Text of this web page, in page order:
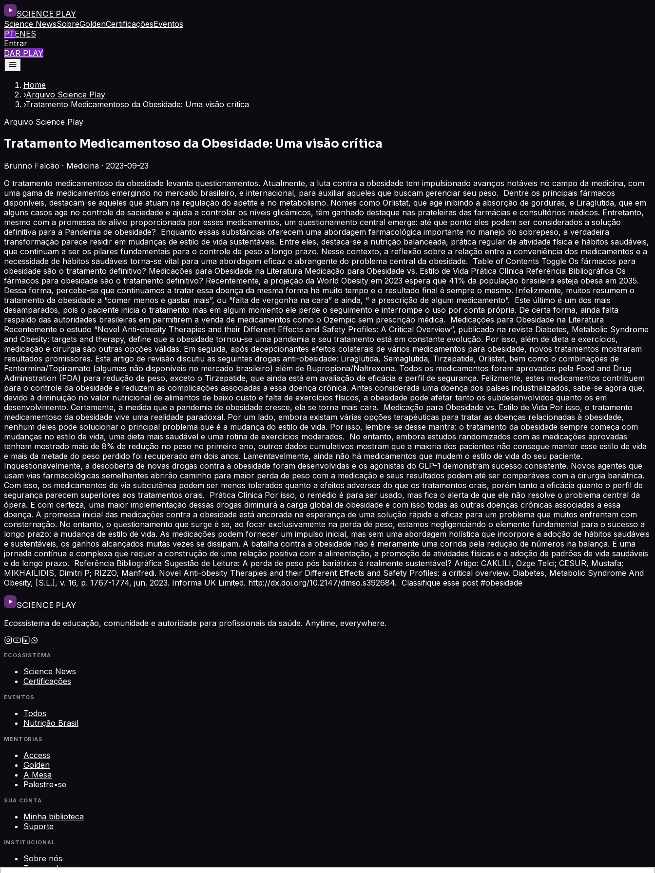
SCIENCE PLAY
Science NewsSobreGoldenCertificaçõesEventos
PTENES
Entrar
DAR PLAY
Home
›Arquivo Science Play
›Tratamento Medicamentoso da Obesidade: Uma visão crítica
Arquivo Science Play
Tratamento Medicamentoso da Obesidade: Uma visão crítica
Brunno Falcão · Medicina · 2023-09-23
O tratamento medicamentoso da obesidade levanta questionamentos. Atualmente, a luta contra a obesidade tem impulsionado avanços notáveis no campo da medicina, com
uma gama de medicamentos emergindo no mercado brasileiro, e internacional, para auxiliar aqueles que buscam gerenciar seu peso. Dentre os principais fármacos
disponíveis, destacam-se aqueles que atuam na regulação do apetite e no metabolismo. Nomes como Orlistat, que age inibindo a absorção de gorduras, e Liraglutida, que em
alguns casos age no controle da saciedade e ajuda a controlar os níveis glicêmicos, têm ganhado destaque nas prateleiras das farmácias e consultórios médicos. Entretanto,
mesmo com a promessa de alívio proporcionada por esses medicamentos, um questionamento central emerge: até que ponto eles podem ser considerados a solução
definitiva para a Pandemia de obesidade? Enquanto essas substâncias oferecem uma abordagem farmacológica importante no manejo do sobrepeso, a verdadeira
transformação parece residir em mudanças de estilo de vida sustentáveis. Entre eles, destaca-se a nutrição balanceada, prática regular de atividade física e hábitos saudáveis,
que continuam a ser os pilares fundamentais para o controle de peso a longo prazo. Nesse contexto, a reflexão sobre a relação entre a conveniência dos medicamentos e a
necessidade de hábitos saudáveis torna-se vital para uma abordagem eficaz e abrangente do problema central da obesidade. Table of Contents Toggle Os fármacos para
obesidade são o tratamento definitivo? Medicações para Obesidade na Literatura Medicação para Obesidade vs. Estilo de Vida Prática Clínica Referência Bibliográfica Os
fármacos para obesidade são o tratamento definitivo? Recentemente, a projeção da World Obesity em 2023 espera que 41% da população brasileira esteja obesa em 2035.
Dessa forma, percebe-se que continuamos a tratar essa doença da mesma forma há muito tempo e o resultado final é sempre o mesmo. Infelizmente, muitos resumem o
tratamento da obesidade a “comer menos e gastar mais”, ou “falta de vergonha na cara” e ainda, “ a prescrição de algum medicamento”. Este último é um dos mais
desamparados, pois o paciente inicia o tratamento mas em algum momento ele perde o seguimento e interrompe o uso por conta própria. De certa forma, ainda falta
respaldo das autoridades brasileiras em permitirem a venda de medicamentos como o Ozempic sem prescrição médica. Medicações para Obesidade na Literatura
Recentemente o estudo “Novel Anti-obesity Therapies and their Different Effects and Safety Profiles: A Critical Overview”, publicado na revista Diabetes, Metabolic Syndrome
and Obesity: targets and therapy, define que a obesidade tornou-se uma pandemia e seu tratamento está em constante evolução. Por isso, além de dieta e exercícios,
medicação e cirurgia são outras opções válidas. Em seguida, após decepcionantes efeitos colaterais de vários medicamentos para obesidade, novos tratamentos mostraram
resultados promissores. Este artigo de revisão discutiu as seguintes drogas anti-obesidade: Liraglutida, Semaglutida, Tirzepatide, Orlistat, bem como o combinações de
Fentermina/Topiramato (algumas não disponíveis no mercado brasileiro) além de Bupropiona/Naltrexona. Todos os medicamentos foram aprovados pela Food and Drug
Administration (FDA) para redução de peso, exceto o Tirzepatide, que ainda está em avaliação de eficácia e perfil de segurança. Felizmente, estes medicamentos contribuem
para o controle da obesidade e reduzem as complicações associadas a essa doença crônica. Antes considerada uma doença dos países industrializados, sabe-se agora que,
devido à diminuição no valor nutricional de alimentos de baixo custo e falta de exercícios físicos, a obesidade pode afetar tanto os subdesenvolvidos quanto os em
desenvolvimento. Certamente, à medida que a pandemia de obesidade cresce, ela se torna mais cara. Medicação para Obesidade vs. Estilo de Vida Por isso, o tratamento
medicamentoso da obesidade vive uma realidade paradoxal. Por um lado, embora existam várias opções terapêuticas para tratar as doenças relacionadas à obesidade,
nenhum deles pode solucionar o principal problema que é a mudança do estilo de vida. Por isso, lembre-se desse mantra: o tratamento da obesidade sempre começa com
mudanças no estilo de vida, uma dieta mais saudável e uma rotina de exercícios moderados. No entanto, embora estudos randomizados com as medicações aprovadas
tenham mostrado mais de 8% de redução no peso no primeiro ano, outros dados cumulativos mostram que a maioria dos pacientes não consegue manter esse estilo de vida
e mais da metade do peso perdido foi recuperado em dois anos. Lamentavelmente, ainda não há medicamentos que mudem o estilo de vida do seu paciente.
Inquestionavelmente, a descoberta de novas drogas contra a obesidade foram desenvolvidas e os agonistas do GLP-1 demonstram sucesso consistente. Novos agentes que
usam vias farmacológicas semelhantes abrirão caminho para maior perda de peso com a medicação e seus resultados podem até ser comparáveis com a cirurgia bariátrica.
Com isso, os medicamentos de via subcutânea podem ser menos tolerados quanto a efeitos adversos do que os tratamentos orais, porém tanto a eficácia quanto o perfil de
segurança parecem superiores aos tratamentos orais. Prática Clínica Por isso, o remédio é para ser usado, mas fica o alerta de que ele não resolve o problema central da
ópera. E com certeza, uma maior implementação dessas drogas diminuirá a carga global de obesidade e com isso todas as outras doenças crônicas associadas a essa
doença. A promessa inicial das medicações contra a obesidade está ancorada na esperança de uma solução rápida e eficaz para um problema que muitos enfrentam com
consternação. No entanto, o questionamento que surge é se, ao focar exclusivamente na perda de peso, estamos negligenciando o elemento fundamental para o sucesso a
longo prazo: a mudança de estilo de vida. As medicações podem fornecer um impulso inicial, mas sem uma abordagem holística que incorpore a adoção de hábitos saudáveis
e sustentáveis, os ganhos alcançados muitas vezes se dissipam. A batalha contra a obesidade não é meramente uma corrida pela redução de números na balança. É uma
jornada contínua e complexa que requer a construção de uma relação positiva com a alimentação, a promoção de atividades físicas e a adoção de padrões de vida saudáveis
e de longo prazo. Referência Bibliográfica Sugestão de Leitura: A perda de peso pós bariátrica é realmente sustentável? Artigo: CAKLILI, Ozge Telci; CESUR, Mustafa;
MIKHAILIDIS, Dimitri P; RIZZO, Manfredi. Novel Anti-obesity Therapies and their Different Effects and Safety Profiles: a critical overview. Diabetes, Metabolic Syndrome And
Obesity, [S.L.], v. 16, p. 1767-1774, jun. 2023. Informa UK Limited. http://dx.doi.org/10.2147/dmso.s392684. Classifique esse post #obesidade
SCIENCE PLAY
Ecossistema de educação, comunidade e autoridade para profissionais da saúde. Anytime, everywhere.
ECOSSISTEMA
Science News
Certificações
EVENTOS
Todos
Nutrição Brasil
MENTORIAS
Access
Golden
A Mesa
Palestre•se
SUA CONTA
Minha biblioteca
Suporte
INSTITUCIONAL
Sobre nós
Termos de uso